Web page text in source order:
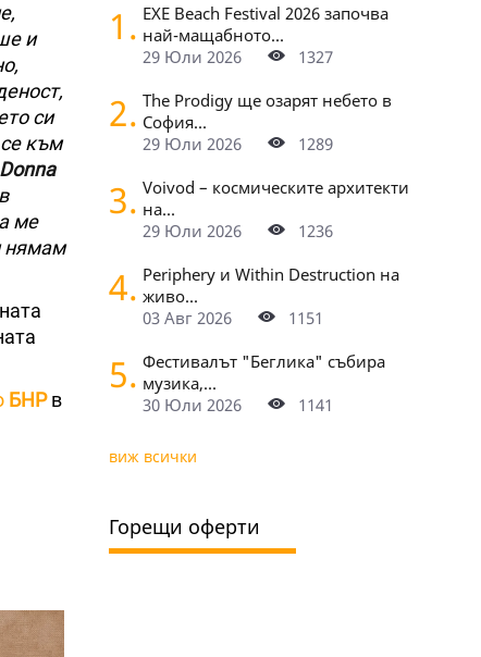
и
си
към
Donna
ме
нямам
БНРв
1. EXE Beach Festival 2026 започва
най-мащабното...
29 Юли 2026
1327
2. The Prodigy ще озарят небето в
София...
29 Юли 2026
1289
3. Voivod – космическите архитекти
на...
29 Юли 2026
1236
4. Periphery и Within Destruction на
живо...
03 Авг 2026
1151
5. Фестивалът "Беглика" събира
музика,...
30 Юли 2026
1141
виж всички
Горещи оферти